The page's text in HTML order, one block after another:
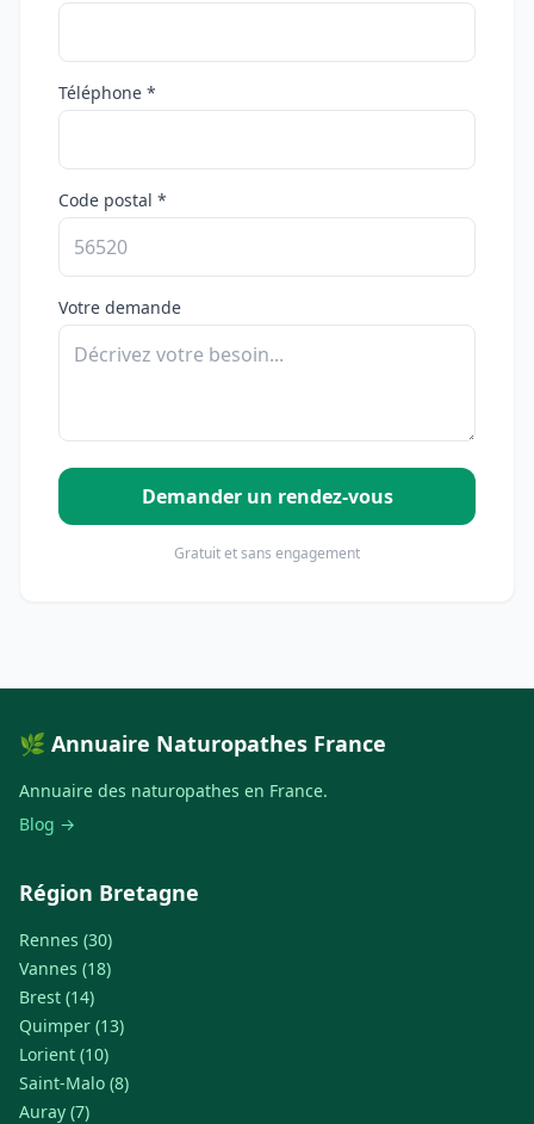
Téléphone *
Code postal *
Votre demande
Demander un rendez-vous
Gratuit et sans engagement
🌿 Annuaire Naturopathes France
Annuaire des naturopathes en France.
Blog →
Région Bretagne
Rennes (30)
Vannes (18)
Brest (14)
Quimper (13)
Lorient (10)
Saint-Malo (8)
Auray (7)